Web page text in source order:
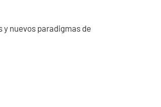
y nuevos paradigmas de